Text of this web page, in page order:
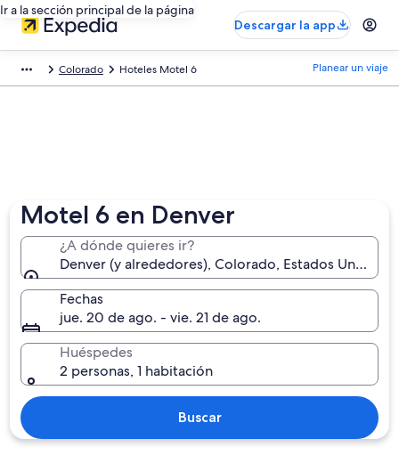
Ir a la sección principal de la página
Descargar la app
Colorado Hoteles Motel 6 Planear un viaje
Motel 6 en Denver
¿A dónde quieres ir?
Denver (y alrededores), Colorado, Estados Unidos
Fechas
jue. 20 de ago. - vie. 21 de ago.
Huéspedes
2 personas, 1 habitación
Buscar